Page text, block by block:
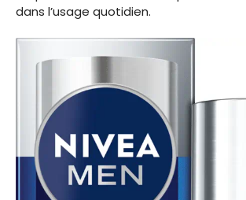
dans l’usage quotidien.